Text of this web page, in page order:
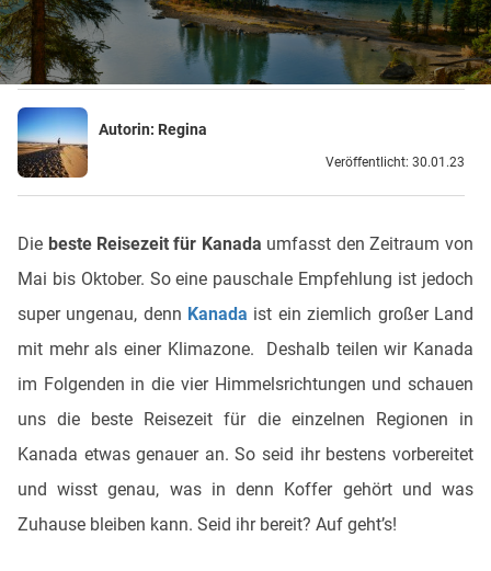
REISEBLOG
Autorin: Regina
Veröffentlicht: 30.01.23
Die beste Reisezeit für Kanada umfasst den Zeitraum von
Mai bis Oktober. So eine pauschale Empfehlung ist jedoch
super ungenau, denn Kanada ist ein ziemlich großer Land
mit mehr als einer Klimazone. Deshalb teilen wir Kanada
im Folgenden in die vier Himmelsrichtungen und schauen
uns die beste Reisezeit für die einzelnen Regionen in
Kanada etwas genauer an. So seid ihr bestens vorbereitet
und wisst genau, was in denn Koffer gehört und was
Zuhause bleiben kann. Seid ihr bereit? Auf geht’s!